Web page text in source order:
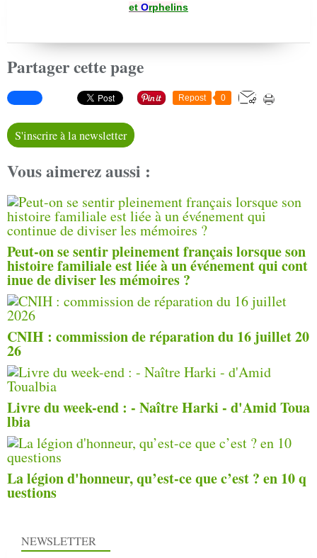
et Orphelins
Partager cette page
Repost 0
S'inscrire à la newsletter
Vous aimerez aussi :
Peut-on se sentir pleinement français lorsque son
histoire familiale est liée à un événement qui cont
inue de diviser les mémoires ?
CNIH : commission de réparation du 16 juillet 20
26
Livre du week-end : - Naître Harki - d'Amid Toua
lbia
La légion d'honneur, qu’est-ce que c’est ? en 10 q
uestions
NEWSLETTER